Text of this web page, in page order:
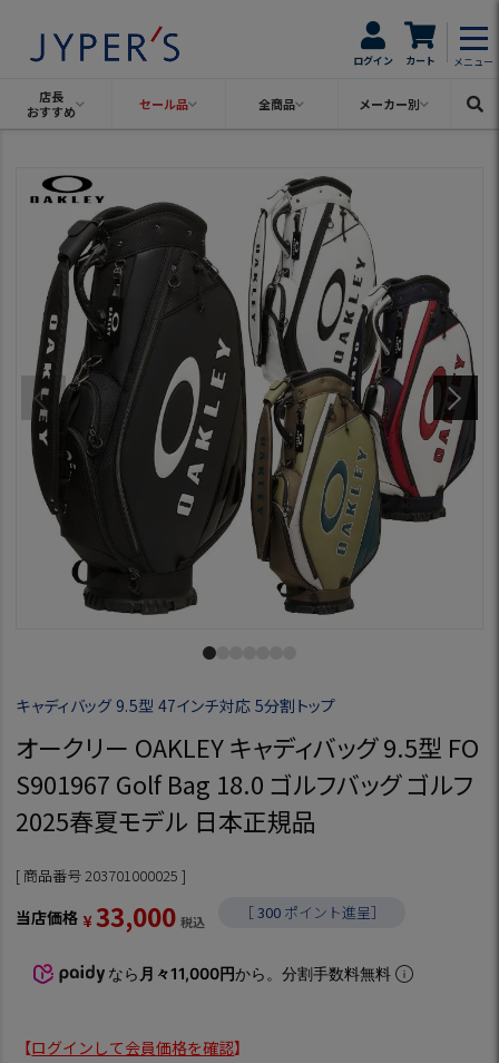
ログイン カート メニュー
店長
おすすめ
セール品 全商品 メーカー別
キャディバッグ 9.5型 47インチ対応 5分割トップ
オークリー OAKLEY キャディバッグ 9.5型 FO
S901967 Golf Bag 18.0 ゴルフバッグ ゴルフ
2025春夏モデル 日本正規品
商品番号 203701000025
当店価格 ¥33,000 税込 ［300 ポイント進呈］
なら 月々11,000円から。分割手数料無料
【ログインして会員価格を確認】